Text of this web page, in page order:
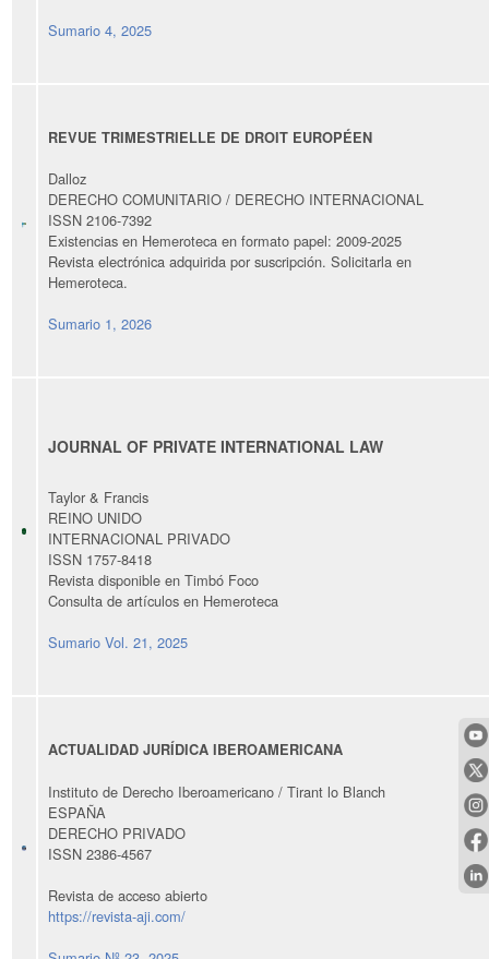
Sumario 4, 2025
REVUE TRIMESTRIELLE DE DROIT EUROPÉEN
Dalloz
DERECHO COMUNITARIO / DERECHO INTERNACIONAL
ISSN 2106-7392
Existencias en Hemeroteca en formato papel: 2009-2025
Revista electrónica adquirida por suscripción. Solicitarla en
Hemeroteca.
Sumario 1, 2026
JOURNAL OF PRIVATE INTERNATIONAL LAW
Taylor & Francis
REINO UNIDO
INTERNACIONAL PRIVADO
ISSN 1757-8418
Revista disponible en Timbó Foco
Consulta de artículos en Hemeroteca
Sumario Vol. 21, 2025
ACTUALIDAD JURÍDICA IBEROAMERICANA
Instituto de Derecho Iberoamericano / Tirant lo Blanch
ESPAÑA
DERECHO PRIVADO
ISSN 2386-4567
Revista de acceso abierto
https://revista-aji.com/